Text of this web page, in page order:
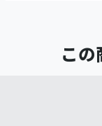
こ